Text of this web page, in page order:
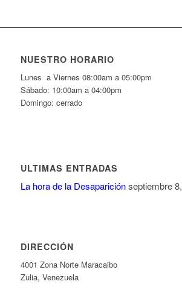
NUESTRO HORARIO
Lunes a Viernes 08:00am a 05:00pm
Sábado: 10:00am a 04:00pm
Domingo: cerrado
ULTIMAS ENTRADAS
La hora de la Desaparición septiembre
DIRECCIÓN
4001 Zona Norte Maracaibo
Zulia, Venezuela